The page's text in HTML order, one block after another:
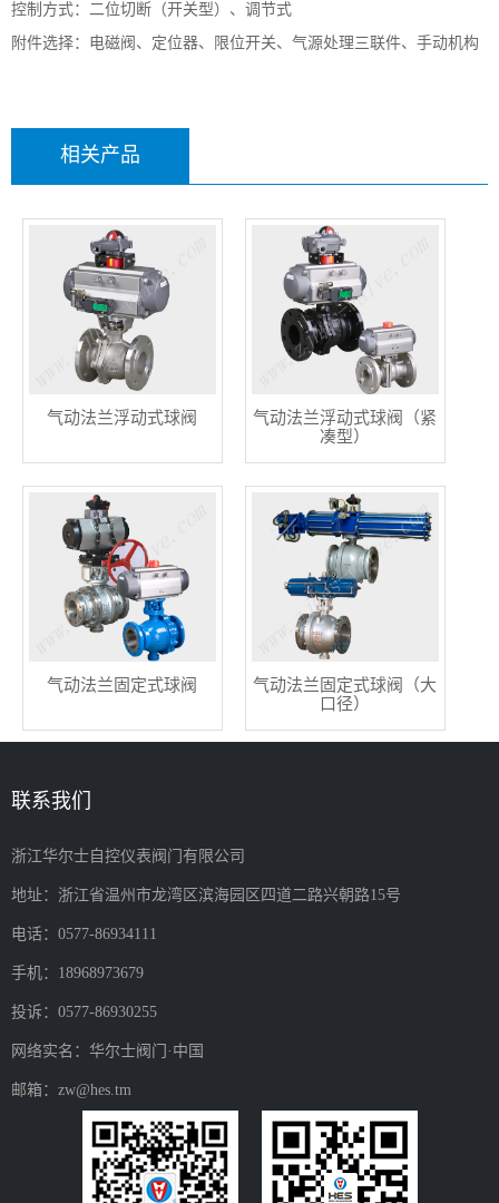
控制方式：二位切断（开关型）、调节式
附件选择：电磁阀、定位器、限位开关、气源处理三联件、手动机构
相关产品
气动法兰浮动式球阀
气动法兰浮动式球阀（紧
凑型）
气动法兰固定式球阀
气动法兰固定式球阀（大
口径）
联系我们
浙江华尔士自控仪表阀门有限公司
地址：浙江省温州市龙湾区滨海园区四道二路兴朝路15号
电话：0577-86934111
手机：18968973679
投诉：0577-86930255
网络实名：华尔士阀门·中国
邮箱：zw@hes.tm